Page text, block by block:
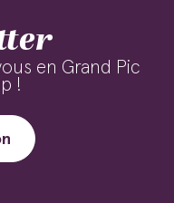
en Grand Pic
!